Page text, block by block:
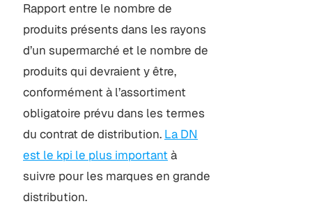
Rapport entre le nombre de
produits présents dans les rayons
d’un supermarché et le nombre de
produits qui devraient y être,
conformément à l’assortiment
obligatoire prévu dans les termes
du contrat de distribution. La DN
est le kpi le plus importantà
suivre pour les marques en grande
distribution.